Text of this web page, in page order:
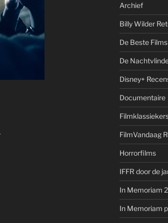
Archief
Billy Wilder
De Beste
De
Disney+
Documentaire
FilmVandaag
Horrorfilms
IFFR door de
In Memoriam
In Memoriam